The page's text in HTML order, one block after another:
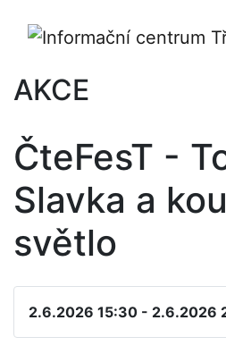
AKCE
ČteFesT -
Slavka a
světlo
2.6.2026 15:30 - 2.6.2026